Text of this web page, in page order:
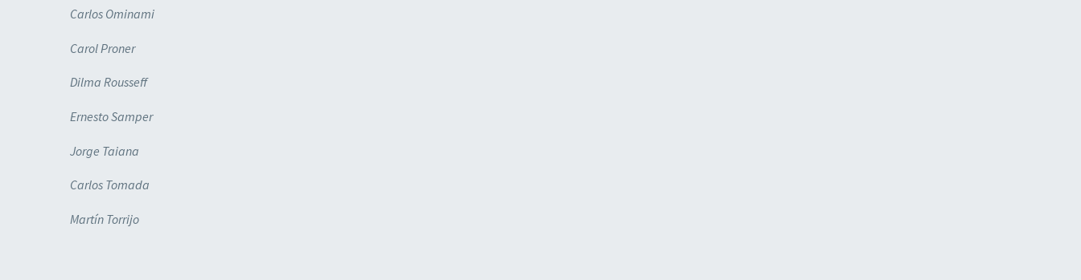
Carlos Ominami
Carol Proner
Dilma Rousseff
Ernesto Samper
Jorge Taiana
Carlos Tomada
Martín Torrijo